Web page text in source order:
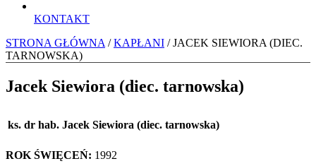
KONTAKT
STRONA GŁÓWNA /KAPŁANI / JACEK SIEWIORA (DIEC.
TARNOWSKA)
Jacek Siewiora (diec. tarnowska)
ks. dr hab. Jacek Siewiora (diec. tarnowska)
ROK ŚWIĘCEŃ: 1992